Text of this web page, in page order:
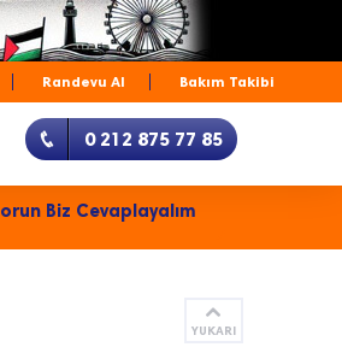
Randevu Al Bakım Takibi
0 212 875 77 85
Biz Cevaplayalım
YUKARI